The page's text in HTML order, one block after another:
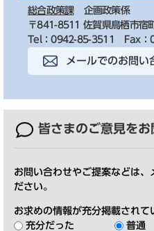
総合政策課
企画政策係
〒841-8511 佐賀県鳥栖市宿
Tel：0942-85-3511
Fax：
メールでのお問い
皆さまのご意見をお
お問い合わせやご提案などは
ださい。
お求めの情報が充分掲載されて
充分だった
普通